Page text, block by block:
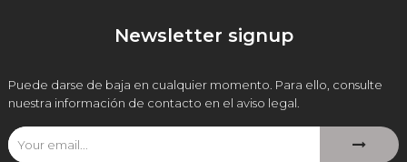
Newsletter signup
Puede darse de baja en cualquier momento. Para ello, consulte
nuestra información de contacto en el aviso legal.